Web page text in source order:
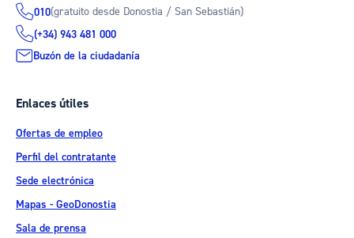
010(gratuito desde Donostia / San Sebastián)
(+34) 943 481 000
Buzón de la ciudadanía
Enlaces útiles
Ofertas de empleo
Perfil del contratante
Sede electrónica
Mapas - GeoDonostia
Sala de prensa